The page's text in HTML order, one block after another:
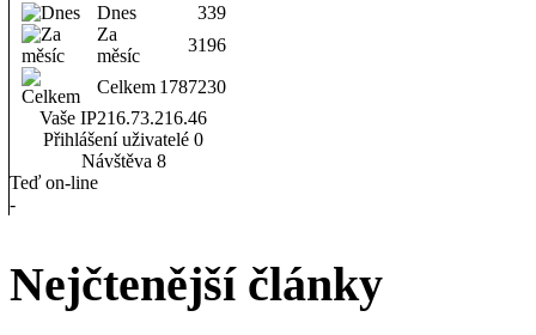
Dnes
339
Za
měsíc
3196
Celkem 1787230
Vaše IP216.73.216.46
Přihlášení uživatelé 0
Návštěva 8
Teď on-line
-
Nejčtenější články